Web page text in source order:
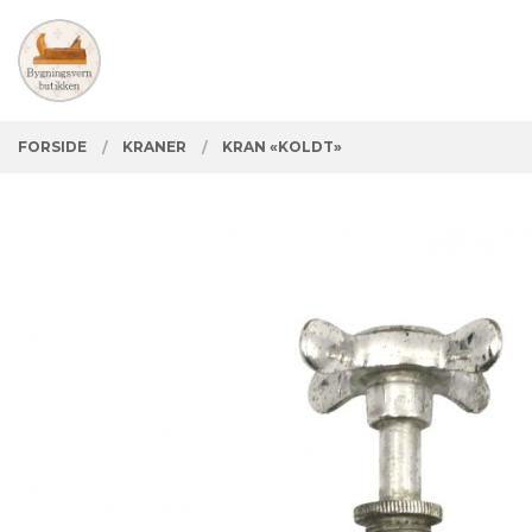
innholdet
PRODUKTER
Lukk
FORSIDE KRANER KRAN «KOLDT»